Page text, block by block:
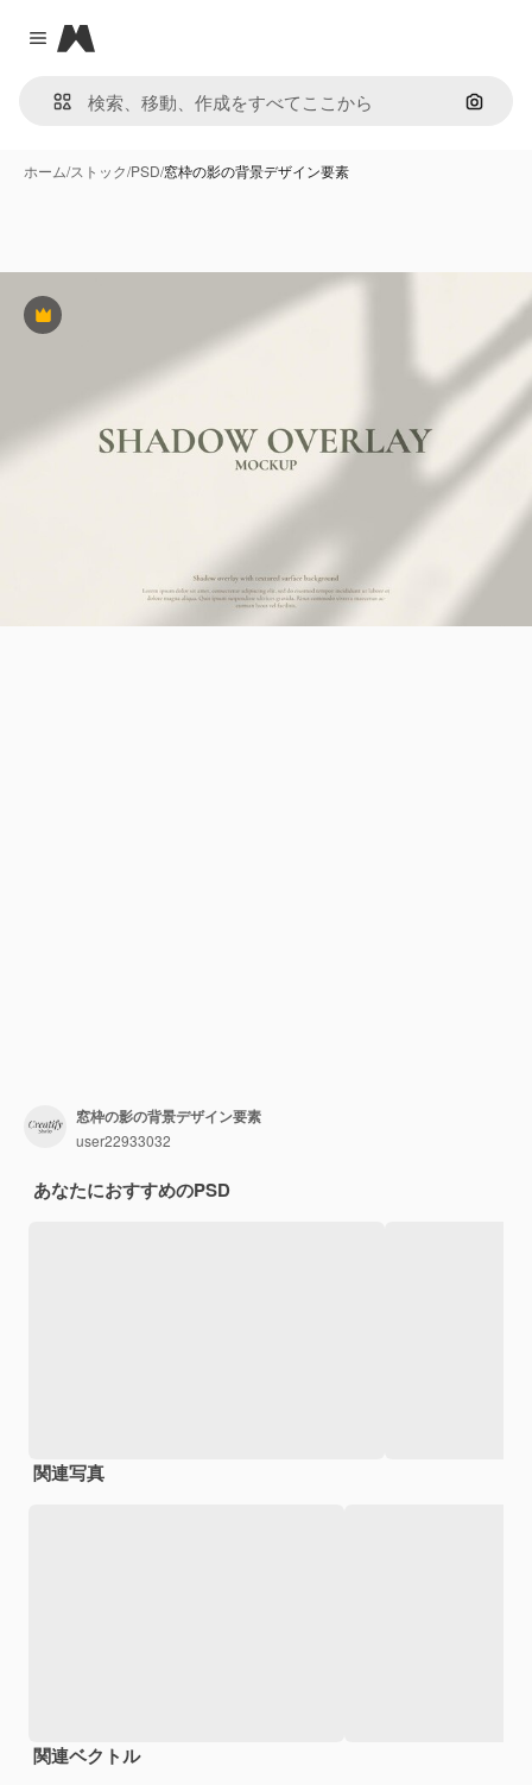
Close menu
Magnific
画像で
ホーム/ストック/PSD/窓枠の影の背景デザイン要素
Premium
窓枠の影の背景デザイン要素
user22933032
あなたにおすすめのPSD
関連写真
関連ベクトル